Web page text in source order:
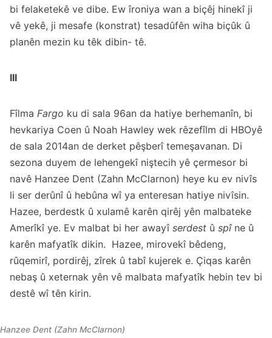
bi felaketekê ve dibe. Ew îroniya wan a biçêj hinekî ji
vê yekê, ji mesafe (konstrat) tesadûfên wiha biçûk û
planên mezin ku têk dibin- tê.
III
Fîlma Fargo ku di sala 96an da hatiye berhemanîn, bi
hevkariya Coen û Noah Hawley wek rêzefîlm di HBOyê
de sala 2014an de derket pêşberî temeşavanan. Di
sezona duyem de lehengekî niştecih yê çermesor bi
navê Hanzee Dent (Zahn McClarnon) heye ku ev nivîs
li ser derûnî û hebûna wî ya enteresan hatiye nivîsin.
Hazee, berdestk û xulamê karên qirêj yên malbateke
Amerîkî ye. Ev malbat bi her awayî serdest û spîne û
karên mafyatîk dikin. Hazee, mirovekî bêdeng,
rûqemirî, pordirêj, zîrek û tabî kujerek e. Çiqas karên
nebaş û xeternak yên vê malbata mafyatîk hebin tev bi
destê wî tên kirin.
Hanzee Dent (Zahn McClarnon)